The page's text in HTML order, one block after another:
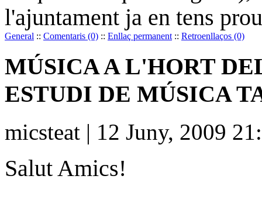
l'ajuntament ja en tens
General :: Comentaris (0) :: Enllaç permanent :: Retroenllaços (0)
MÚSICA A L'HORT
ESTUDI DE MÚSICA
micsteat | 12 Juny, 2009
Salut Amics!